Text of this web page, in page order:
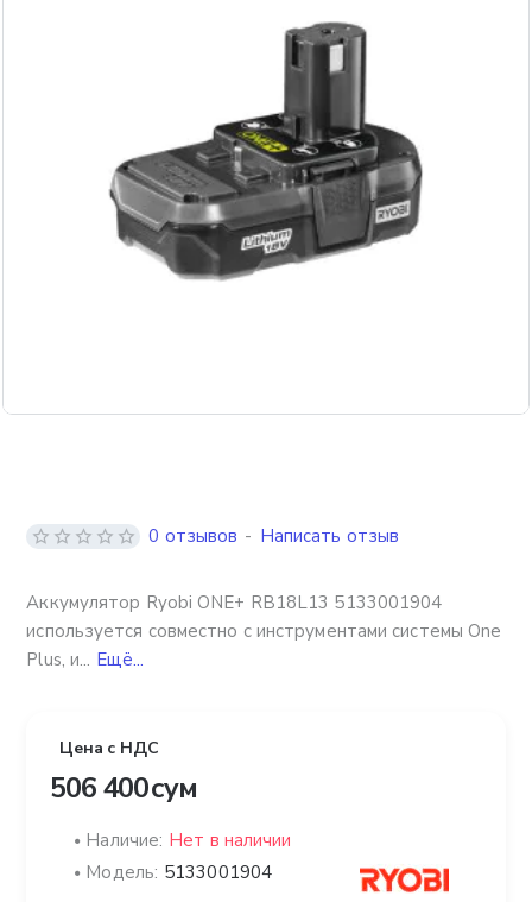
Аккумулятор Ryobi ONE+ RB18L13 5133001904
используется совместно с инструментами системы One
Plus, и... Ещё...
0 отзывов - Написать отзыв
Цена с НДС
506 400 сум
Наличие: Нет в наличии
Модель: 5133001904